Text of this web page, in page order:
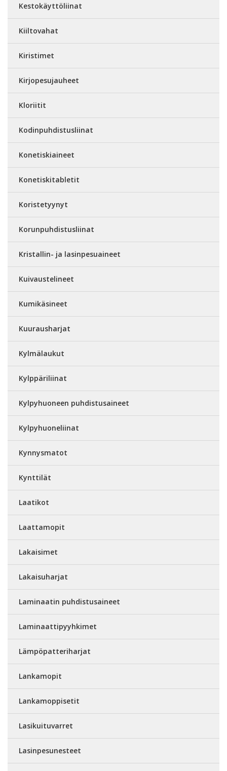
Kestokäyttöliinat
Kiiltovahat
Kiristimet
Kirjopesujauheet
Kloriitit
Kodinpuhdistusliinat
Konetiskiaineet
Konetiskitabletit
Koristetyynyt
Korunpuhdistusliinat
Kristallin- ja lasinpesuaineet
Kuivaustelineet
Kumikäsineet
Kuurausharjat
Kylmälaukut
Kylppäriliinat
Kylpyhuoneen puhdistusaineet
Kylpyhuoneliinat
Kynnysmatot
Kynttilät
Laatikot
Laattamopit
Lakaisimet
Lakaisuharjat
Laminaatin puhdistusaineet
Laminaattipyyhkimet
Lämpöpatteriharjat
Lankamopit
Lankamoppisetit
Lasikuituvarret
Lasinpesunesteet